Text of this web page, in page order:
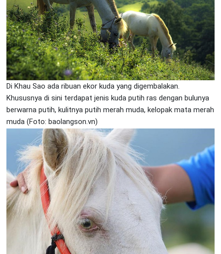
Di Khau Sao ada ribuan ekor kuda yang digembalakan.
Khususnya di sini terdapat jenis kuda putih ras dengan bulunya
berwarna putih, kulitnya putih merah muda, kelopak mata merah
muda (Foto: baolangson.vn)